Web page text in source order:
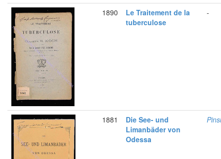
1890
Le Traitement de la
tuberculose
-
1881
Die See- und
Limanbäder von
Odessa